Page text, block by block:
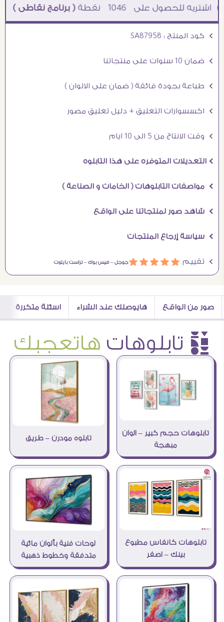
1046 نقطة( برنامج نقاطى )à خصم 5% للعملاء الجدد à شحن مجانى عند الشراء ب 4000 جنيه à
Ö كود المنتج : SA87958
Ö ضمان 10 سنوات على منتجاتنا
Ö طباعة بجودة فائقة ( ضمان على الالوان )
Ö اكسسوارات التعليق + دليل تعليق مصور
Ö وقت الانتاج من 5 الى 10 ايام
Ö التعديلات المتوفره على هذا التابلوه
Ö مواصفات التابلوهات ( الخامات و الصناعة )
Ö شاهد صور لمنتجاتنا على الواقع
Ö سياسة إرجاع المنتجات
Ö تقييم áááááجوجل –فيس بوك –تراست بايلوت
صور من الواقع هايوصلك عند الشراء اسئلة متكررة
è تابلوهات هاتعجبك
تابلوهات حجم كبير – الوان
مبهجة
تابلوه مودرن – طريق
تابلوهات كانفاس مطبوع
بينك – اصفر
لوحات فنية بألوان مائية
متدفقة وخطوط ذهبية